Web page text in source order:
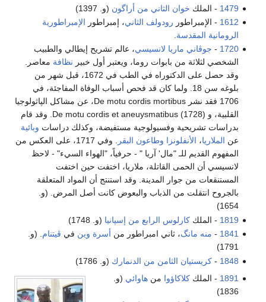
1479 - الملك خوان الثاني من أراگون (و. 1397)
1612 - الإمبراطور رودولف الثاني، إمبراطور الإمبراطورية
الرومانية المقدسة
1720
- جوڤاني ماريا لانسيسي، عالم تشريح إيطالي والطبيب
الشخصي لثلاثة من بابوات روما، ويعتبر أول خبير نظافة معاصر.
وقد حصل على الدكتوراه في الطب في 1672، قبل شهر من
بلوغه سن 18. ولما كان قد فحص أسباب الوفاة المفاجئة، في
1706 فقد نشر De motu cordis mortibus، عن مشاكل الپاثولوجيا
القلبية، و De motu cordis et aneuysmatibus (1728). وقد قام
بدراسات تشريحية وفسيولوجية مستفيضة، وكذلك دراسات وبائية
عن الملاريا، الأنفلونزا وطاعون البقر
. وفي 1717، على العكس من
المفهوم القديم للـ "مال' آريا " - حرفياً، "الهواء السيء" - لاحظ
لانسيسي أن الحمى القاتلة، ملاريا، اختفت حين اختفت
المستنقعات من جوار المدينة. وقد استنتج أن المواد المتعلقة
بالجروح انتقلت من الذباب والبعوض كانت أصل المرض. (و.
1654)
1819 - الملككارلوس الرابع من إسپانيا (و. 1748)
1841
- منه مانگ، ثاني امبراطور من أسرة وين في ڤيتنام. (و.
1791)
1848
-كريستيان الثامن من الدنمارك (و. 1786)
1891 - الملككلاكاؤوا منهاوائي (و.
1836)